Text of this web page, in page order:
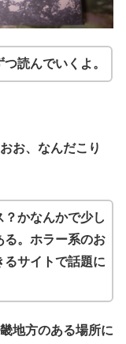
読んでいくよ。
お、なんだこり
かなんかで少し
る。ホラー系のお
サイトで話題に
地方のある場所に